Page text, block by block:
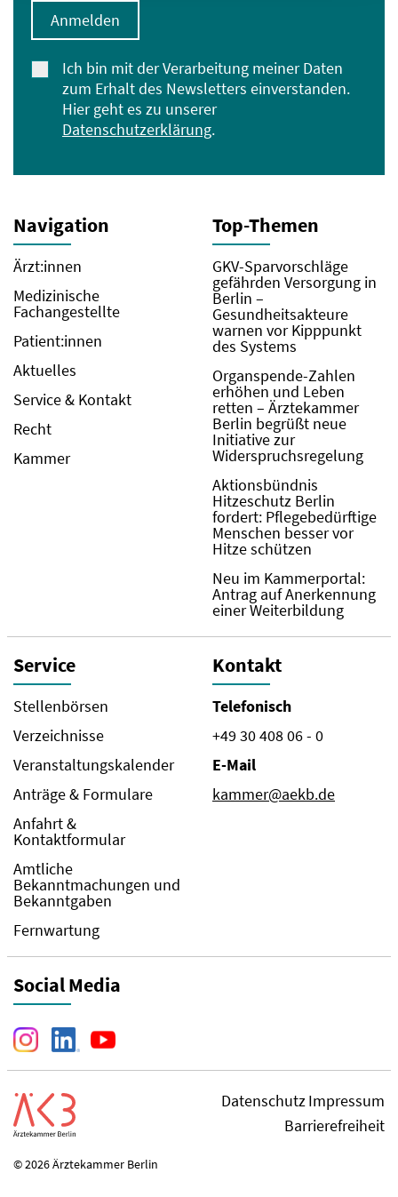
Ich bin mit der Verarbeitung meiner Daten
zum Erhalt des Newsletters einverstanden.
Hier geht es zu unserer
Datenschutzerklärung.
Anmelden
Navigation
Ärzt:innen
Medizinische
Fachangestellte
Patient:innen
Aktuelles
Service & Kontakt
Recht
Kammer
Top-Themen
GKV-Sparvorschläge
gefährden Versorgung in
Berlin –
Gesundheitsakteure
warnen vor Kipppunkt
des Systems
Organspende-Zahlen
erhöhen und Leben
retten – Ärztekammer
Berlin begrüßt neue
Initiative zur
Widerspruchsregelung
Aktionsbündnis
Hitzeschutz Berlin
fordert: Pflegebedürftige
Menschen besser vor
Hitze schützen
Neu im Kammerportal:
Antrag auf Anerkennung
einer Weiterbildung
Service
Stellenbörsen
Verzeichnisse
Veranstaltungskalender
Anträge & Formulare
Anfahrt &
Kontaktformular
Amtliche
Bekanntmachungen und
Bekanntgaben
Fernwartung
Kontakt
Telefonisch
+49 30 408 06 - 0
E-Mail
kammer@aekb.de
Social Media
DatenschutzImpressum
Barrierefreiheit
© 2026 Ärztekammer Berlin